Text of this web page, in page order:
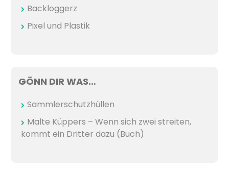
Backloggerz
Pixel und Plastik
GÖNN DIR WAS…
Sammlerschutzhüllen
Malte Küppers – Wenn sich zwei streiten,
kommt ein Dritter dazu (Buch)